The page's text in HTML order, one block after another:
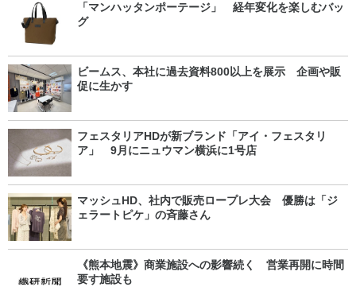
「マンハッタンポーテージ」 経年変化を楽しむバッ
グ
ビームス、本社に過去資料800以上を展示 企画や販
促に生かす
フェスタリアHDが新ブランド「アイ・フェスタリ
ア」 9月にニュウマン横浜に1号店
マッシュHD、社内で販売ロープレ大会 優勝は「ジ
ェラートピケ」の斉藤さん
《熊本地震》商業施設への影響続く 営業再開に時間
要す施設も